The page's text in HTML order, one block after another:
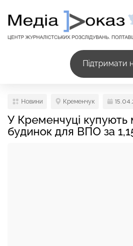
Підтримати
Новини Кременчук
У Кременчуці купують
будинок для ВПО за